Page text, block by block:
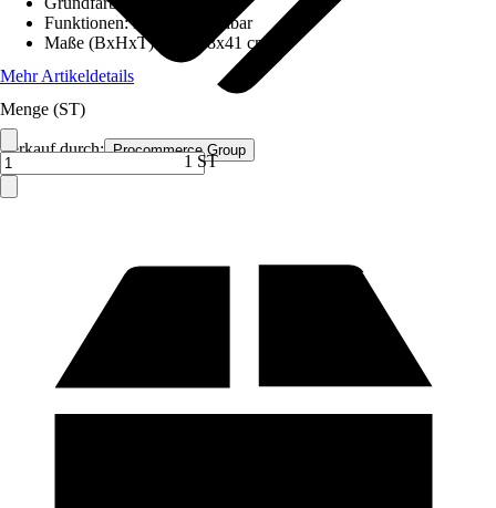
Verkauf durch: Procommerce Group
Funktionen:Höhenverstellbar
Maße (BxHxT)
107x38x41 cm
Mehr Artikeldetails
Menge (ST)
1 ST